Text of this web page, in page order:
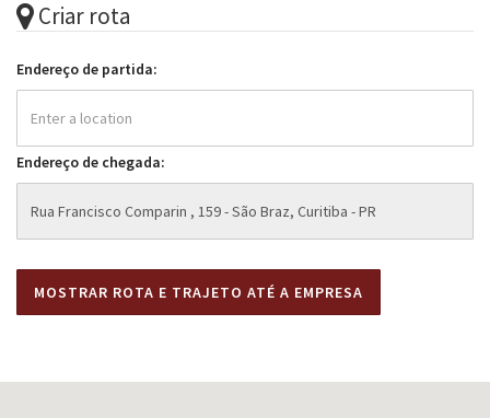
Criar rota
Endereço de partida:
Endereço de chegada: